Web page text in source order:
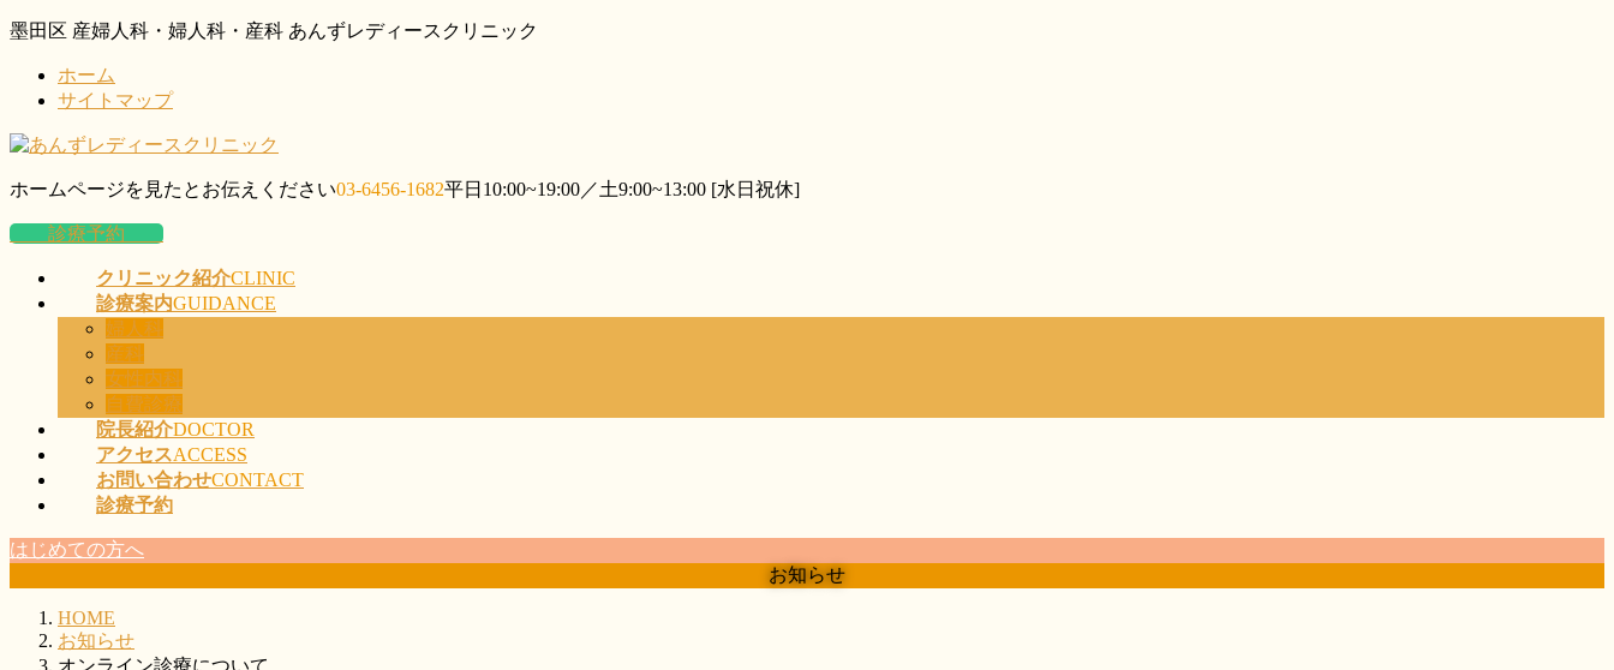
コ
ツ
に
移
ナ
シ
ョ
ン
移
墨田区 産婦人科・婦人科・産科 あんずレディースクリニック
ホーム
サイトマップ
ホームページを見たとお伝えください03-6456-1682平日10:00~19:00／土9:00~13:00 [水日祝休]
診療予約
クリニック紹介CLINIC
診療案内GUIDANCE
婦人科
産科
女性内科
自費診療
院長紹介DOCTOR
アクセスACCESS
お問い合わせCONTACT
診療予約
はじめての方へ
お知らせ
HOME
お知らせ
オンライン診療について